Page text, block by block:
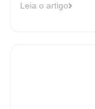
Leia o artigo